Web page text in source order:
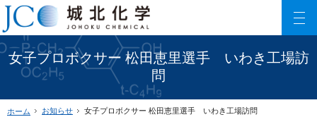
女子プロボクサー 松田恵里選手 いわき工場訪
問
150以上に及ぶリン酸エステル化合物を利用した製品数でご要望にお応えします。
ファインケミカル製品の専門メーカー 城北化学工業株式会社
ホーム お知らせ 女子プロボクサー 松田恵里選手 いわき工場訪問